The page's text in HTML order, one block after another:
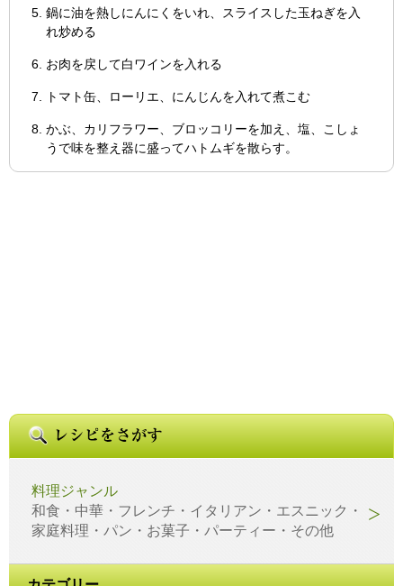
鍋に油を熱しにんにくをいれ、スライスした玉ねぎを入
れ炒める
お肉を戻して白ワインを入れる
トマト缶、ローリエ、にんじんを入れて煮こむ
かぶ、カリフラワー、ブロッコリーを加え、塩、こしょ
うで味を整え器に盛ってハトムギを散らす。
料理ジャンル
和食・中華・フレンチ・イタリアン・エスニック・
家庭料理・パン・お菓子・パーティー・その他